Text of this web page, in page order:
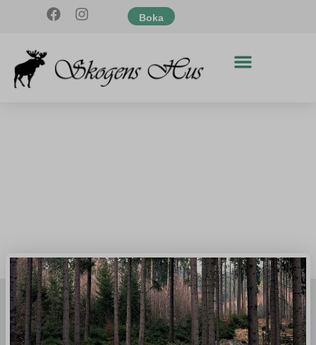
Boka